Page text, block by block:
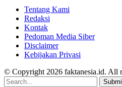
Tentang Kami
Redaksi
Kontak
Pedoman Media Siber
Disclaimer
Kebijakan Privasi
© Copyright 2026 faktanesia.id. All